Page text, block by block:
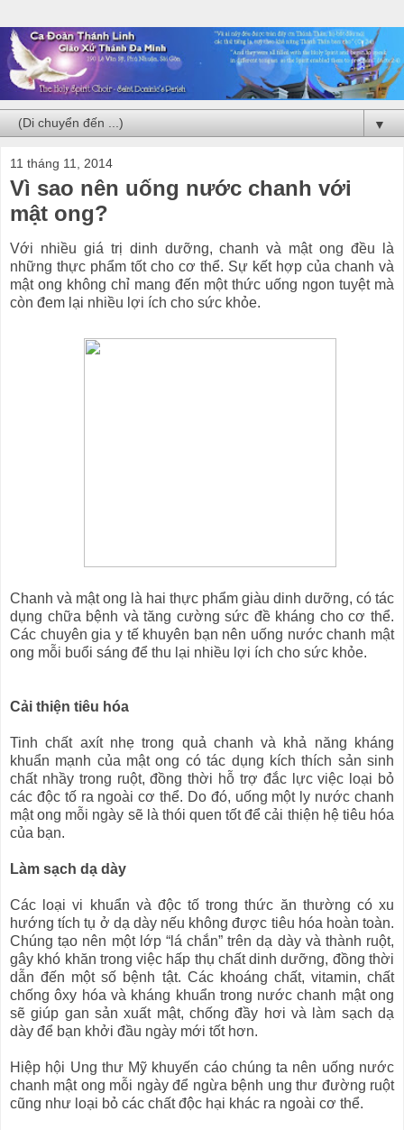
▼
11 tháng 11, 2014
Vì sao nên uống nước chanh với
mật ong?
Với nhiều giá trị dinh dưỡng, chanh và mật ong đều là
những thực phẩm tốt cho cơ thể. Sự kết hợp của chanh và
mật ong không chỉ mang đến một thức uống ngon tuyệt mà
còn đem lại nhiều lợi ích cho sức khỏe.
Chanh và mật ong là hai thực phẩm giàu dinh dưỡng, có tác
dụng chữa bệnh và tăng cường sức đề kháng cho cơ thể.
Các chuyên gia y tế khuyên bạn nên uống nước chanh mật
ong mỗi buổi sáng để thu lại nhiều lợi ích cho sức khỏe.
Cải thiện tiêu hóa
Tinh chất axít nhẹ trong quả chanh và khả năng kháng
khuẩn mạnh của mật ong có tác dụng kích thích sản sinh
chất nhầy trong ruột, đồng thời hỗ trợ đắc lực việc loại bỏ
các độc tố ra ngoài cơ thể. Do đó, uống một ly nước chanh
mật ong mỗi ngày sẽ là thói quen tốt để cải thiện hệ tiêu hóa
của bạn.
Làm sạch dạ dày
Các loại vi khuẩn và độc tố trong thức ăn thường có xu
hướng tích tụ ở dạ dày nếu không được tiêu hóa hoàn toàn.
Chúng tạo nên một lớp “lá chắn” trên dạ dày và thành ruột,
gây khó khăn trong việc hấp thụ chất dinh dưỡng, đồng thời
dẫn đến một số bệnh tật. Các khoáng chất, vitamin, chất
chống ôxy hóa và kháng khuẩn trong nước chanh mật ong
sẽ giúp gan sản xuất mật, chống đầy hơi và làm sạch dạ
dày để bạn khởi đầu ngày mới tốt hơn.
Hiệp hội Ung thư Mỹ khuyến cáo chúng ta nên uống nước
chanh mật ong mỗi ngày để ngừa bệnh ung thư đường ruột
cũng như loại bỏ các chất độc hại khác ra ngoài cơ thể.